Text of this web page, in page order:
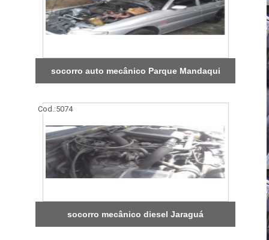
socorro auto mecânico Parque Mandaqui
Cod.:5074
socorro mecânico diesel Jaraguá